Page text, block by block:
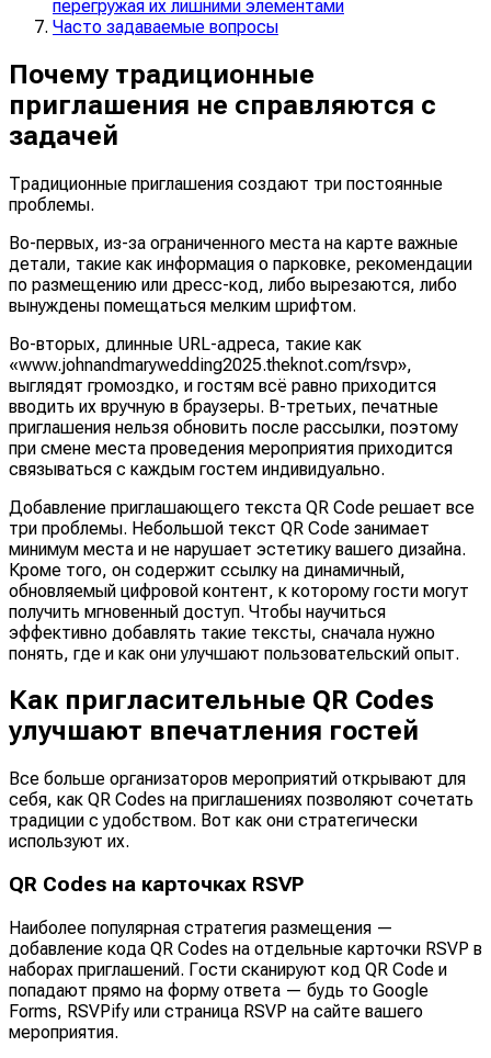
перегружая их лишними элементами
Часто задаваемые вопросы
Почему традиционные
приглашения не справляются с
задачей
Традиционные приглашения создают три постоянные
проблемы.
Во-первых, из-за ограниченного места на карте важные
детали, такие как информация о парковке, рекомендации
по размещению или дресс-код, либо вырезаются, либо
вынуждены помещаться мелким шрифтом.
Во-вторых, длинные URL-адреса, такие как
«www.johnandmarywedding2025.theknot.com/rsvp»,
выглядят громоздко, и гостям всё равно приходится
вводить их вручную в браузеры. В-третьих, печатные
приглашения нельзя обновить после рассылки, поэтому
при смене места проведения мероприятия приходится
связываться с каждым гостем индивидуально.
Добавление приглашающего текста QR Code решает все
три проблемы. Небольшой текст QR Code занимает
минимум места и не нарушает эстетику вашего дизайна.
Кроме того, он содержит ссылку на динамичный,
обновляемый цифровой контент, к которому гости могут
получить мгновенный доступ. Чтобы научиться
эффективно добавлять такие тексты, сначала нужно
понять, где и как они улучшают пользовательский опыт.
Как пригласительные QR Codes
улучшают впечатления гостей
Все больше организаторов мероприятий открывают для
себя, как QR Codes на приглашениях позволяют сочетать
традиции с удобством. Вот как они стратегически
используют их.
QR Codes на карточках RSVP
Наиболее популярная стратегия размещения —
добавление кода QR Codes на отдельные карточки RSVP в
наборах приглашений. Гости сканируют код QR Code и
попадают прямо на форму ответа — будь то Google
Forms, RSVPify или страница RSVP на сайте вашего
мероприятия.